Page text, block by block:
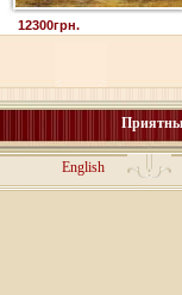
12300грн.
English